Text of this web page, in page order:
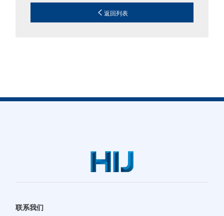
返回列表
联系我们